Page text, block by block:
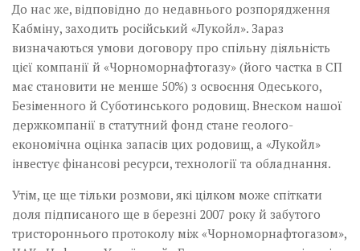
До нас же, відповідно до недавнього розпорядження
Кабміну, заходить російський «Лукойл». Зараз
визначаються умови договору про спільну діяльність
цієї компанії й «Чорноморнафтогазу» (його частка в СП
має становити не менше 50%) з освоєння Одеського,
Безіменного й Суботинського родовищ. Внеском нашої
держкомпанії в статутний фонд стане геолого-
економічна оцінка запасів цих родовищ, а «Лукойл»
інвестує фінансові ресурси, технології та обладнання.
Утім, це ще тільки розмови, які цілком може спіткати
доля підписаного ще в березні 2007 року й забутого
тристороннього прото­колу між «Чорноморнафто­газом»,